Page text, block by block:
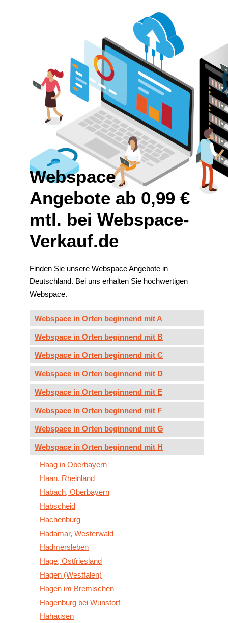
Webspace
Angebote ab 0,99 €
mtl. bei Webspace-
Verkauf.de
Finden Sie unsere Webspace Angebote in
Deutschland. Bei uns erhalten Sie hochwertigen
Webspace.
Webspace in Orten beginnend mit A
Webspace in Orten beginnend mit B
Webspace in Orten beginnend mit C
Webspace in Orten beginnend mit D
Webspace in Orten beginnend mit E
Webspace in Orten beginnend mit F
Webspace in Orten beginnend mit G
Webspace in Orten beginnend mit H
Haag in Oberbayern
Haan, Rheinland
Habach, Oberbayern
Habscheid
Hachenburg
Hadamar, Westerwald
Hadmersleben
Hage, Ostfriesland
Hagen (Westfalen)
Hagen im Bremischen
Hagenburg bei Wunstorf
Hahausen